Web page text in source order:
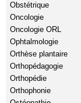
Obstétrique
Oncologie
Oncologie ORL
Ophtalmologie
Orthèse plantaire
Orthopédagogie
Orthopédie
Orthophonie